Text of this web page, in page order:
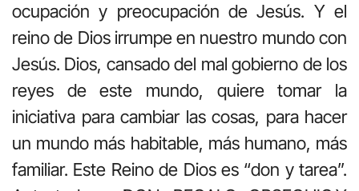
ocupación y preocupación de Jesús. Y el
reino de Dios irrumpe en nuestro mundo con
Jesús. Dios, cansado del mal gobierno de los
reyes de este mundo, quiere tomar la
iniciativa para cambiar las cosas, para hacer
un mundo más habitable, más humano, más
familiar. Este Reino de Dios es “don y tarea”.